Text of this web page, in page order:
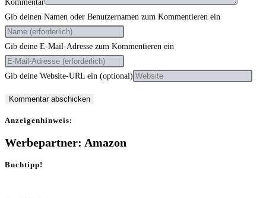
Kommentar
Gib deinen Namen oder Benutzernamen zum Kommentieren ein
Gib deine E-Mail-Adresse zum Kommentieren ein
Gib deine Website-URL ein (optional)
Anzei­gen­hin­weis:
Werbepartner: Amazon
Buchtipp!